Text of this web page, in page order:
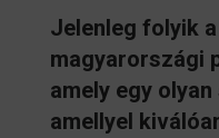
Jelenleg folyik
magyarországi
amely egy
amellyel